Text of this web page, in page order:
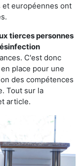
et européennes ont
tierces personnes
C'est donc
place pour une
des compétences
Tout sur la
article.